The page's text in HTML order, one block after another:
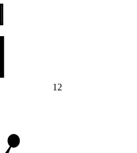
12